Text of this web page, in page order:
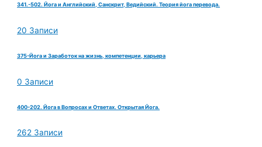
341.-502. Йога и Английский, Санскрит, Ведийский. Теория йога перевода.
20 Записи
375-Йога и Заработок на жизнь, компетенции, карьера
0 Записи
400-202. Йога в Вопросах и Ответах. Открытая Йога.
262 Записи